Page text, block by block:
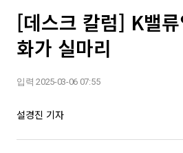
[데스크 칼럼] K밸
화가 실마리
입력 2025-03-06 07:55
설경진 기자